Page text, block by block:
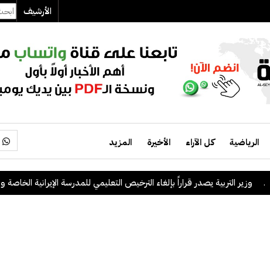
الأرشيف
الرياضية كل الآراء الأخيرة المزيد
وزير التربية يصدر قراراً بإلغاء الترخيص التعليمي للمدرسة الإيرانية الخاصة وإغلاقها